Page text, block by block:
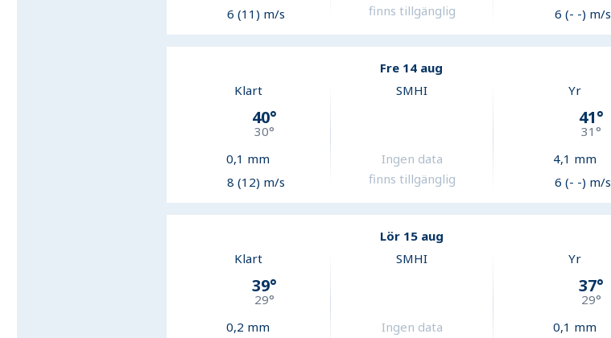
6 (11) m/s
finns tillgänglig
6 (- -) m/s
Fre 14 aug
Klart
40°
30°
0,1 mm
8 (12) m/s
SMHI
Ingen data
finns tillgänglig
Yr
41°
31 °
4,1 mm
6 (- -) m/s
Lör 15 aug
Klart
39°
29°
0,2 mm
SMHI
Ingen data
Yr
37°
29°
0,1 mm